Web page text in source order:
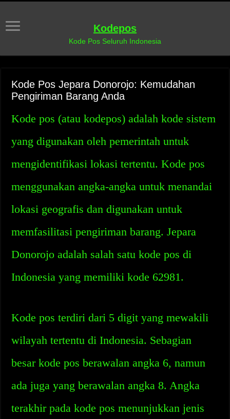
Kodepos
Kode Pos Seluruh Indonesia
Kode Pos Jepara Donorojo: Kemudahan
Pengiriman Barang Anda
Kode pos (atau kodepos) adalah kode sistem
yang digunakan oleh pemerintah untuk
mengidentifikasi lokasi tertentu. Kode pos
menggunakan angka-angka untuk menandai
lokasi geografis dan digunakan untuk
memfasilitasi pengiriman barang. Jepara
Donorojo adalah salah satu kode pos di
Indonesia yang memiliki kode 62981.
Kode pos terdiri dari 5 digit yang mewakili
wilayah tertentu di Indonesia. Sebagian
besar kode pos berawalan angka 6, namun
ada juga yang berawalan angka 8. Angka
terakhir pada kode pos menunjukkan jenis